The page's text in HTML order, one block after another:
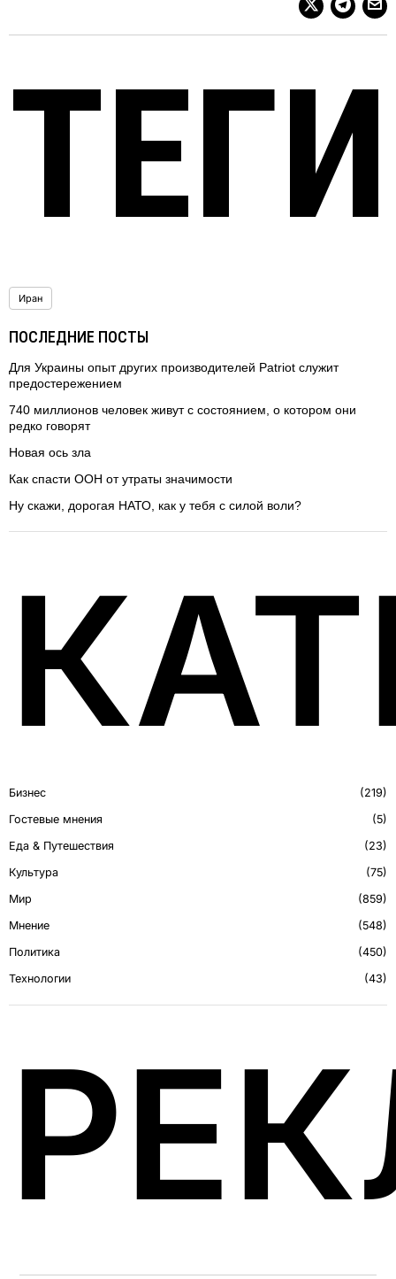
ТЕГИ
Иран
ПОСЛЕДНИЕ ПОСТЫ
Для Украины опыт других производителей Patriot служит
предостережением
740 миллионов человек живут с состоянием, о котором они
редко говорят
Новая ось зла
Как спасти ООН от утраты значимости
Ну скажи, дорогая НАТО, как у тебя с силой воли?
Бизнес
219
Гостевые мнения
5
Еда & Путешествия
23
Культура
75
Мир
859
Мнение
548
Политика
450
Технологии
43